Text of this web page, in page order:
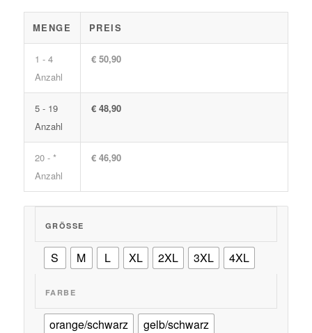
MENGE PREIS
1 - 4
Anzahl
€ 50,90
5 - 19
Anzahl
€ 48,90
20 - *
Anzahl
€ 46,90
GRÖSSE
S M L XL 2XL 3XL 4XL
FARBE
orange/schwarz gelb/schwarz